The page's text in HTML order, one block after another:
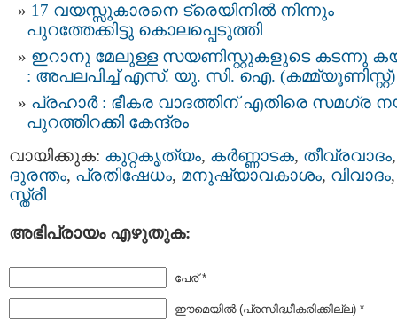
17 വയസ്സുകാരനെ ട്രെയിനില്‍ നിന്നും
പുറത്തേക്കിട്ടു കൊലപ്പെടുത്തി
ഇറാനു മേലുള്ള സയണിസ്റ്റുകളുടെ കടന്നു
: അപലപിച്ച് എസ്‌. യു. സി. ഐ. (കമ്മ്യൂണിസ്റ്റ്)
പ്രഹാർ : ഭീകര വാദത്തിന് എതിരെ സമഗ്ര
പുറത്തിറക്കി കേന്ദ്രം
വായിക്കുക: കുറ്റകൃത്യം, കർണ്ണാടക, തീവ്രവാദം,
ദുരന്തം, പ്രതിഷേധം, മനുഷ്യാവകാശം, വിവാദം,
സ്ത്രീ
അഭിപ്രായം എഴുതുക:
പേര് *
ഈമെയില്‍ (പ്രസിദ്ധീകരിക്കില്ല) *